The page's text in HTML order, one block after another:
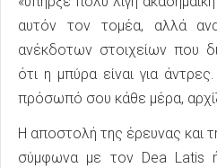
αυτόν τον τομέα, αλλά
ανέκδοτων στοιχείων που
ότι η μπύρα είναι για
πρόσωπό σου κάθε μέρα,
Η αποστολή της έρευνας και
σύμφωνα με τον Dea Latis